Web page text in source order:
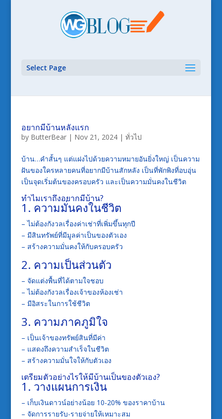
Select Page
อยากมีบ้านหลังแรก
by ButterBear| Nov 21, 2024| ทั่วไป
บ้าน…คำสั้นๆ แต่แฝงไปด้วยความหมายอันยิ่งใหญ่ เป็นความ
ฝันของใครหลายคนที่อยากมีบ้านสักหลัง เป็นที่พักพิงที่อบอุ่น
เป็นจุดเริ่มต้นของครอบครัว และเป็นความมั่นคงในชีวิต
ทำไมเราถึงอยากมีบ้าน?
1. ความมั่นคงในชีวิต
– ไม่ต้องกังวลเรื่องค่าเช่าที่เพิ่มขึ้นทุกปี
– มีสินทรัพย์ที่มีมูลค่าเป็นของตัวเอง
– สร้างความมั่นคงให้กับครอบครัว
2. ความเป็นส่วนตัว
– จัดแต่งพื้นที่ได้ตามใจชอบ
– ไม่ต้องกังวลเรื่องเจ้าของห้องเช่า
– มีอิสระในการใช้ชีวิต
3. ความภาคภูมิใจ
– เป็นเจ้าของทรัพย์สินที่มีค่า
– แสดงถึงความสำเร็จในชีวิต
– สร้างความมั่นใจให้กับตัวเอง
เตรียมตัวอย่างไรให้มีบ้านเป็นของตัวเอง?
1. วางแผนการเงิน
– เก็บเงินดาวน์อย่างน้อย 10-20% ของราคาบ้าน
– จัดการรายรับ-รายจ่ายให้เหมาะสม